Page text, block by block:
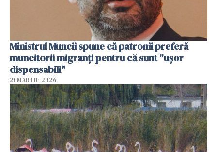
Ministrul Muncii spune că patronii preferă
muncitorii migranți pentru că sunt "uşor
dispensabili"
21 MARTIE 2026